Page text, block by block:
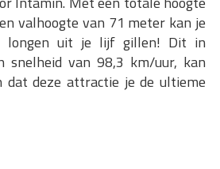
valhoogte van 71 meter kan je
longen uit je lijf gillen! Dit in
snelheid van 98,3 km/uur, kan
dat deze attractie je de ultieme